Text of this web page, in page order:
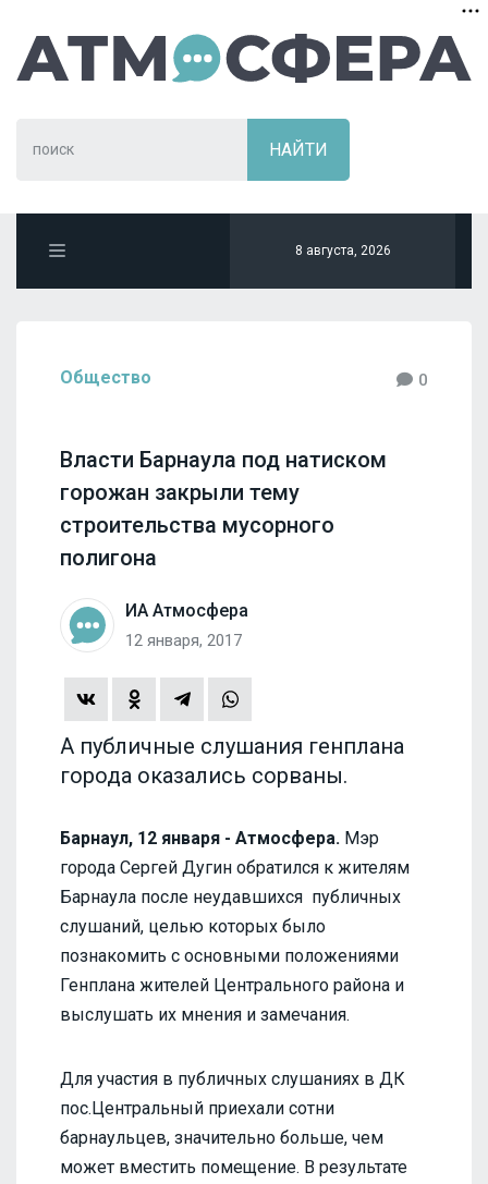
8 августа, 2026
Общество 0
Власти Барнаула под натиском
горожан закрыли тему
строительства мусорного
полигона
ИА Атмосфера
12 января, 2017
А публичные слушания генплана
города оказались сорваны.
Барнаул, 12 января - Атмосфера. Мэр
города Сергей Дугин обратился к жителям
Барнаула после неудавшихся публичных
слушаний, целью которых было
познакомить с основными положениями
Генплана жителей Центрального района и
выслушать их мнения и замечания.
Для участия в публичных слушаниях в ДК
пос.Центральный приехали сотни
барнаульцев, значительно больше, чем
может вместить помещение. В результате